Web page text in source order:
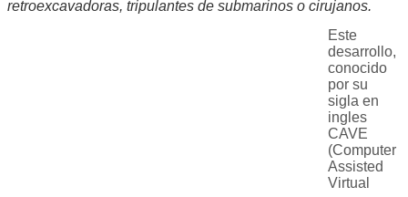
retroexcavadoras, tripulantes de submarinos o cirujanos.
Este
desarrollo,
conocido
por su
sigla en
ingles
CAVE
(Computer
Assisted
Virtual